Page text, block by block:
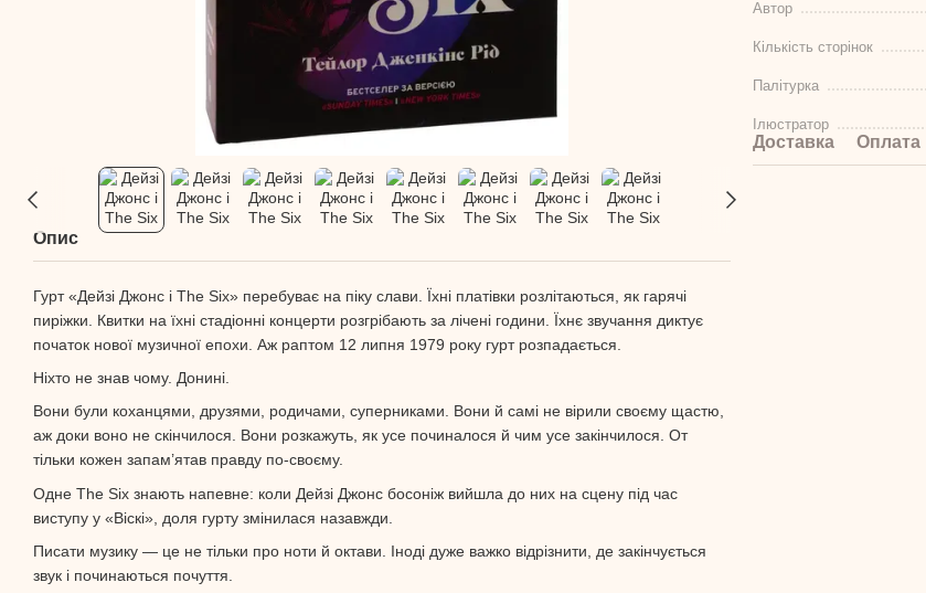
Опис
Гурт «Дейзі Джонс і The Six» перебуває на піку слави. Їхні платівки розлітаються, як гарячі
пиріжки. Квитки на їхні стадіонні концерти розгрібають за лічені години. Їхнє звучання диктує
початок нової музичної епохи. Аж раптом 12 липня 1979 року гурт розпадається.
Ніхто не знав чому. Донині.
Вони були коханцями, друзями, родичами, суперниками. Вони й самі не вірили своєму щастю,
аж доки воно не скінчилося. Вони розкажуть, як усе починалося й чим усе закінчилося. От
тільки кожен запам’ятав правду по-своєму.
Одне The Six знають напевне: коли Дейзі Джонс босоніж вийшла до них на сцену під час
виступу у «Віскі», доля гурту змінилася назавжди.
Писати музику — це не тільки про ноти й октави. Іноді дуже важко відрізнити, де закінчується
звук і починаються почуття.
Автор
Кількість сторінок
Палітурка
Ілюстратор
Доставка Оплата